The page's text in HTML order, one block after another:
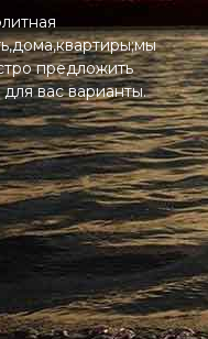
предложить
вас варианты.